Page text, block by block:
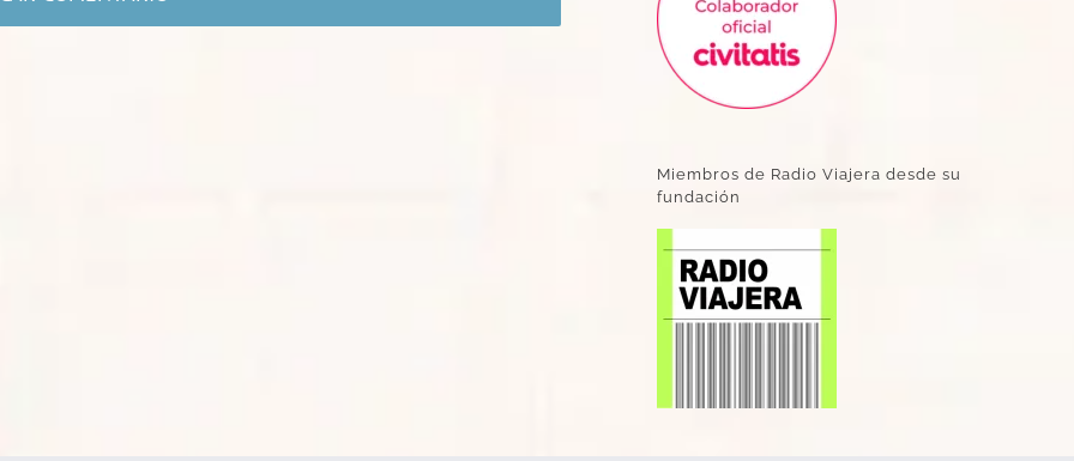
Miembros de Radio Viajera desde su
fundación